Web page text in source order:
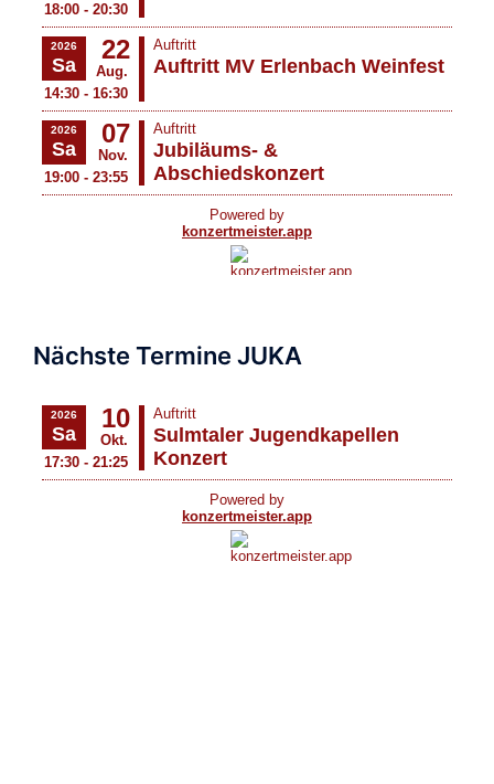
Nächste Termine JUKA